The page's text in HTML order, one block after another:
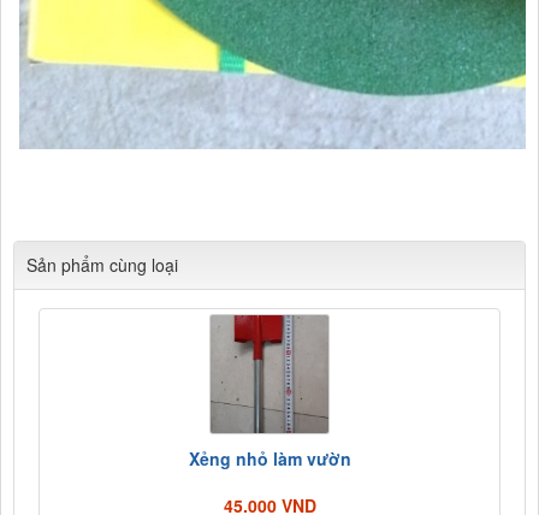
Sản phẩm cùng loại
Xẻng nhỏ làm vườn
45.000 VND